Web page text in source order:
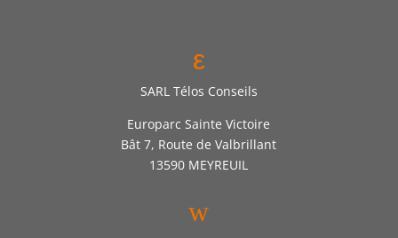
ε
SARL Télos Conseils
Europarc Sainte Victoire
Bât 7, Route de Valbrillant
13590 MEYREUIL
w